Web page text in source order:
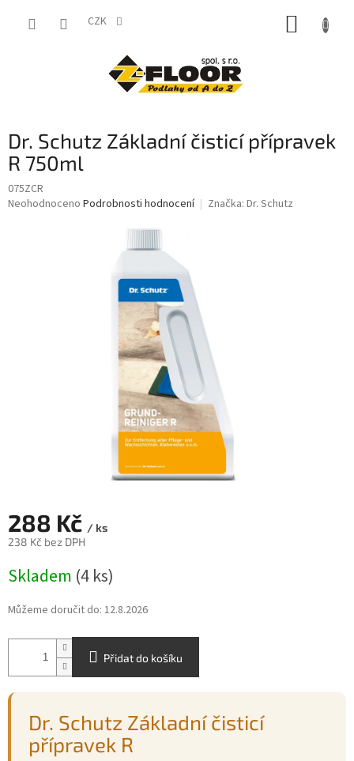
CZK
Dr. Schutz Základní čisticí přípravek
R 750ml
075ZCR
Průměrné
Neohodnoceno Podrobnosti hodnocení Značka: Dr. Schutz
288 Kč / ks
238 Kč bez DPH
cena:
Skladem (4 ks)
Můžeme doručit do: 12.8.2026
Přidat do košíku
Dr. Schutz Základní čisticí
přípravek R